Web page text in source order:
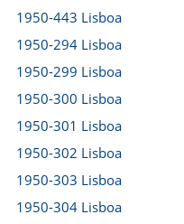
1950-443 Lisboa
1950-294 Lisboa
1950-299 Lisboa
1950-300 Lisboa
1950-301 Lisboa
1950-302 Lisboa
1950-303 Lisboa
1950-304 Lisboa